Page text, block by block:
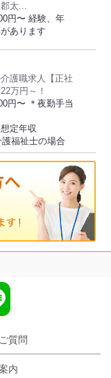
太...
円〜 経験、年
あります
護職求人【正社
万円～！
円〜 ＊夜勤手当
定年収
福祉士の場合
質問
内